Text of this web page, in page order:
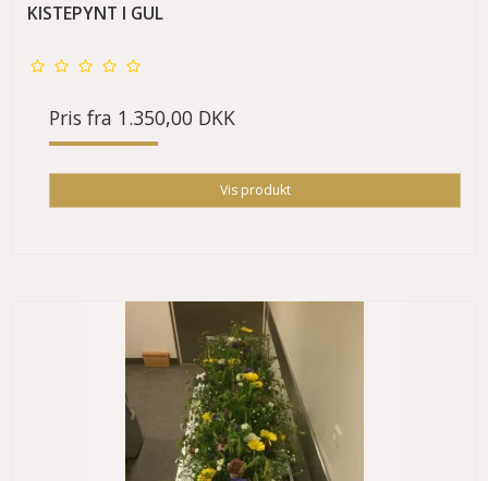
KISTEPYNT I GUL
Pris fra 1.350,00 DKK
Vis produkt